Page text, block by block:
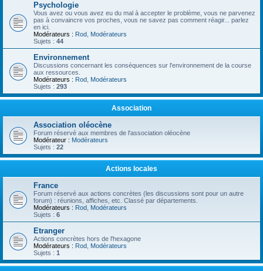
Psychologie
Vous avez ou vous avez eu du mal à accepter le problème, vous ne parvenez
pas à convaincre vos proches, vous ne savez pas comment réagir... parlez
en ici.
Modérateurs : Rod Modérateurs
Sujets : 44
Environnement
Discussions concernant les conséquences sur l'environnement de la course
aux ressources.
Modérateurs : Rod Modérateurs
Sujets : 293
Association
Association oléocène
Forum réservé aux membres de l'association oléocène
Modérateur : Modérateurs
Sujets : 22
Actions locales
France
Forum réservé aux actions concrètes (les discussions sont pour un autre
forum) : réunions, affiches, etc. Classé par départements.
Modérateurs : Rod Modérateurs
Sujets : 6
Etranger
Actions concrètes hors de l'hexagone
Modérateurs : Rod Modérateurs
Sujets : 1